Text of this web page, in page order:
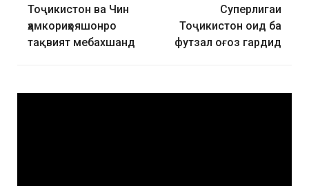
Тоҷикистон ва Чин
ҳамкориҳояшонро
тақвият мебахшанд
Суперлигаи
Тоҷикистон оид ба
футзал оғоз гардид